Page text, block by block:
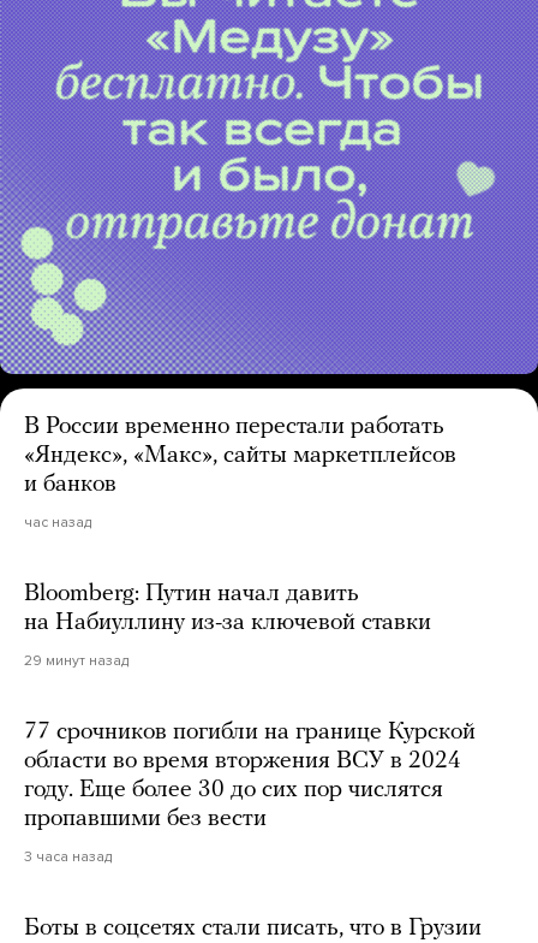
В России временно перестали работать
«Яндекс», «Макс», сайты маркетплейсов
и банков
час назад
Bloomberg: Путин начал давить
на Набиуллину из-за ключевой ставки
29 минут назад
77 срочников погибли на границе Курской
области во время вторжения ВСУ в 2024
году. Еще более 30 до сих пор числятся
пропавшими без вести
3 часа назад
Боты в соцсетях стали писать, что в Грузии